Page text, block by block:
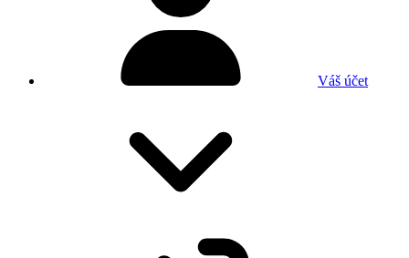
Váš účet